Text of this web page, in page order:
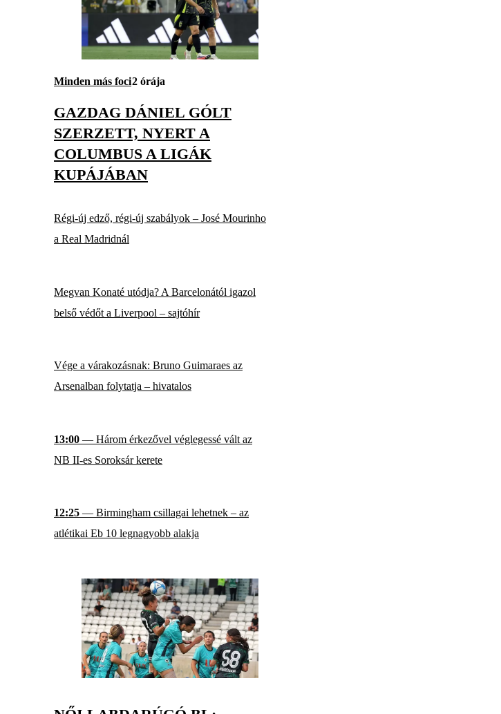
Minden más foci2 órája
GAZDAG DÁNIEL GÓLT
SZERZETT, NYERT A
COLUMBUS A LIGÁK
KUPÁJÁBAN
Régi-új edző, régi-új szabályok – José Mourinho
a Real Madridnál
Megvan Konaté utódja? A Barcelonától igazol
belső védőt a Liverpool – sajtóhír
Vége a várakozásnak: Bruno Guimaraes az
Arsenalban folytatja – hivatalos
13:00 — Három érkezővel véglegessé vált az
NB II-es Soroksár kerete
12:25 — Birmingham csillagai lehetnek – az
atlétikai Eb 10 legnagyobb alakja